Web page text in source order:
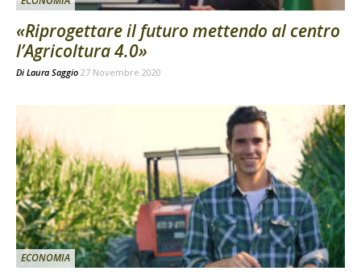
«Riprogettare il futuro mettendo al centro
l’Agricoltura 4.0»
Di Laura Saggio 27 Novembre 2020
ECONOMIA